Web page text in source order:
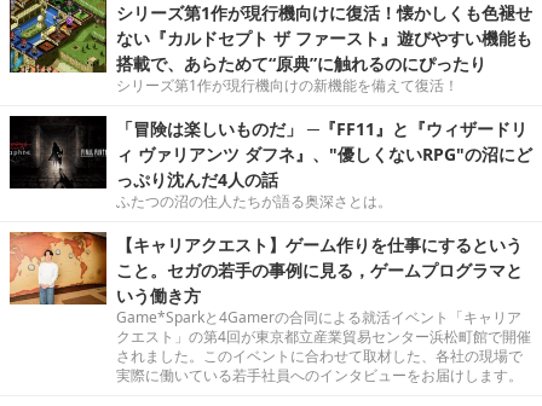
シリーズ第1作が現行機向けに復活！懐かしくも色褪せ
ない『カルドセプト ザ ファースト』遊びやすい機能も
搭載で、あらためて“原典”に触れるのにぴったり
シリーズ第1作が現行機向けの新機能を備えて復活！
「冒険は楽しいものだ」 ─『FF11』と『ウィザードリ
ィ ヴァリアンツ ダフネ』、"優しくないRPG"の沼にど
っぷり沈んだ4人の話
ふたつの沼の住人たちが語る奥深さとは。
【キャリアクエスト】ゲーム作りを仕事にするという
こと。セガの若手の事例に見る，ゲームプログラマと
いう働き方
Game*Sparkと4Gamerの合同による就活イベント「キャリア
クエスト」の第4回が東京都立産業貿易センター浜松町館で開催
されました。このイベントに合わせて取材した、各社の現場で
実際に働いている若手社員へのインタビューをお届けします。